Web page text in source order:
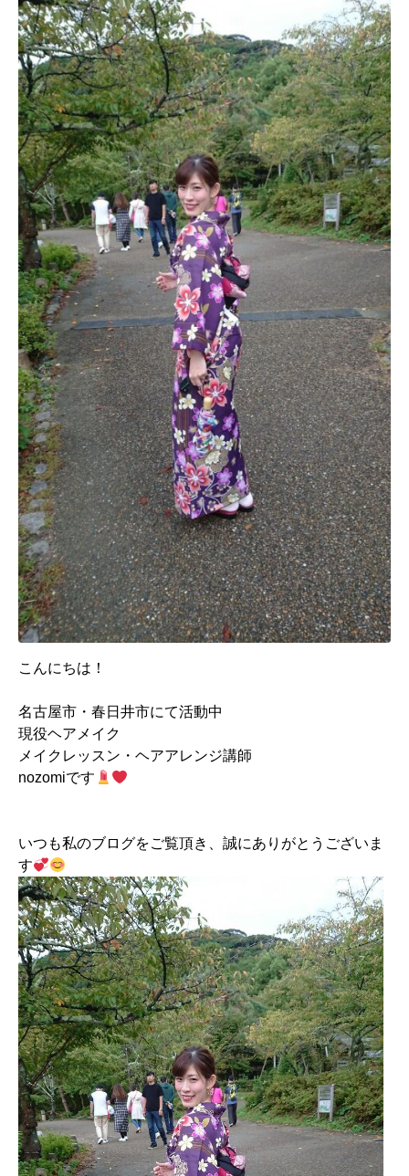
こんにちは！
名古屋市・春日井市にて活動中
現役ヘアメイク
メイクレッスン・ヘアアレンジ講師
nozomiです
いつも私のブログをご覧頂き、誠にありがとうございま
す